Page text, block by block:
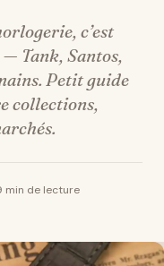
c’est
Tank, Santos,
Petit guide
collections,
min de lecture